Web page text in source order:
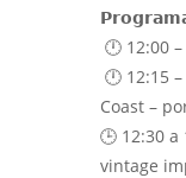
🕛 12:00
🕛 12:15
Coast –
🕒 12:30
vintage